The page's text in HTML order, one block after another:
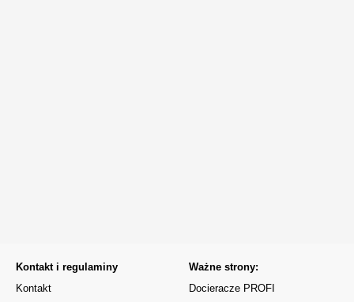
Kontakt i regulaminy
Kontakt
Ważne strony:
Docieracze PROFI